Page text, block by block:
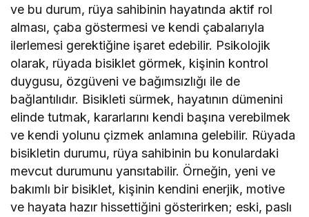
ve bu durum, rüya sahibinin hayatında aktif rol
alması, çaba göstermesi ve kendi çabalarıyla
ilerlemesi gerektiğine işaret edebilir. Psikolojik
olarak, rüyada bisiklet görmek, kişinin kontrol
duygusu, özgüveni ve bağımsızlığı ile de
bağlantılıdır. Bisikleti sürmek, hayatının dümenini
elinde tutmak, kararlarını kendi başına verebilmek
ve kendi yolunu çizmek anlamına gelebilir. Rüyada
bisikletin durumu, rüya sahibinin bu konulardaki
mevcut durumunu yansıtabilir. Örneğin, yeni ve
bakımlı bir bisiklet, kişinin kendini enerjik, motive
ve hayata hazır hissettiğini gösterirken; eski, paslı